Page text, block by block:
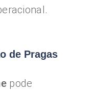
de Pragas
pode